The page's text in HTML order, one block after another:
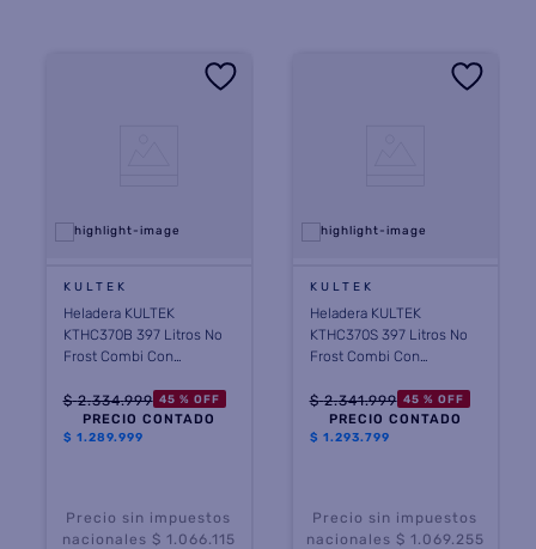
KULTEK
Heladera KULTEK
KTHC370B 397 Litros No
Frost Combi Con
$ 2.334.999 45 % OFF
PRECIO CONTADO
$ 1.289.999
Precio sin impuestos
nacionales $ 1.066.115
KULTEK
Heladera KULTEK
KTHC370S 397 Litros No
Frost Combi Con
$ 2.341.999 45 % OFF
PRECIO CONTADO
$ 1.293.799
Precio sin impuestos
nacionales $ 1.069.255